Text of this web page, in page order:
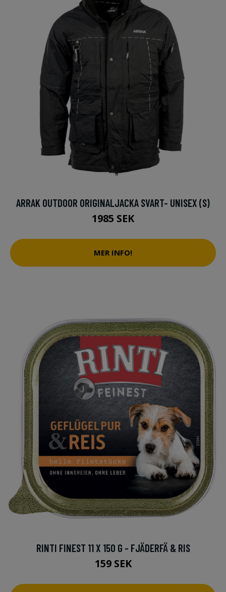
ARRAK OUTDOOR ORIGINALJACKA SVART- UNISEX (S)
1985 SEK
MER INFO!
RINTI FINEST 11 X 150 G - FJÄDERFÄ & RIS
159 SEK